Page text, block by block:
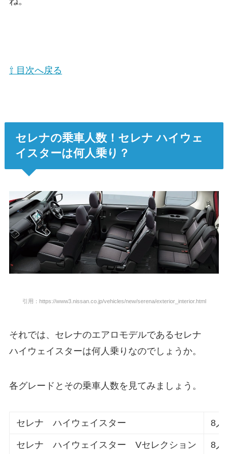
⇧ 目次へ戻る
セレナの乗車人数！セレナ ハイウェ
イスターは何人乗り？
引用：https://www3.nissan.co.jp/vehicles/new/serena/exterior_interior.html
それでは、セレナのエアロモデルであるセレナ
ハイウェイスターは何人乗りなのでしょうか。
各グレードとその乗車人数を見てみましょう。
セレナ ハイウェイスター 8人
セレナ ハイウェイスター Vセレクション 8人